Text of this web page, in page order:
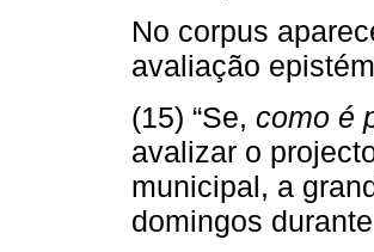
No corpus
avaliação
(15) “Se, como é
avalizar o
municipal, a
domingos